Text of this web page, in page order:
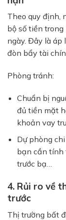
Theo quy định,
bộ số tiền
ngày. Đây là áp
đòn bẩy tài
Phòng tránh:
Chuẩn bị
đủ tiền mặt
khoản vay
Dự phòng
bạn cần tính
trước bạ…
4. Rủi ro về
trước
Thị trường bất